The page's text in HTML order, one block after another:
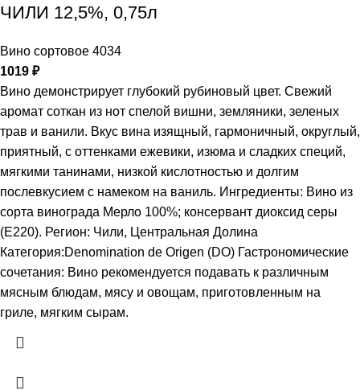
ЧИЛИ 12,5%, 0,75л
Вино сортовое 4034
1019 ₽
Вино демонстрирует глубокий рубиновый цвет. Свежий
аромат соткан из нот спелой вишни, земляники, зеленых
трав и ванили. Вкус вина изящный, гармоничный, округлый,
приятный, с оттенками ежевики, изюма и сладких специй,
мягкими танинами, низкой кислотностью и долгим
послевкусием с намеком на ваниль. Ингредиенты: Вино из
сорта винограда Мерло 100%; консервант диоксид серы
(Е220). Регион: Чили, Центральная Долина
Категория:Denomination de Origen (DO) Гастрономические
сочетания: Вино рекомендуется подавать к различным
мясным блюдам, мясу и овощам, приготовленным на
гриле, мягким сырам.